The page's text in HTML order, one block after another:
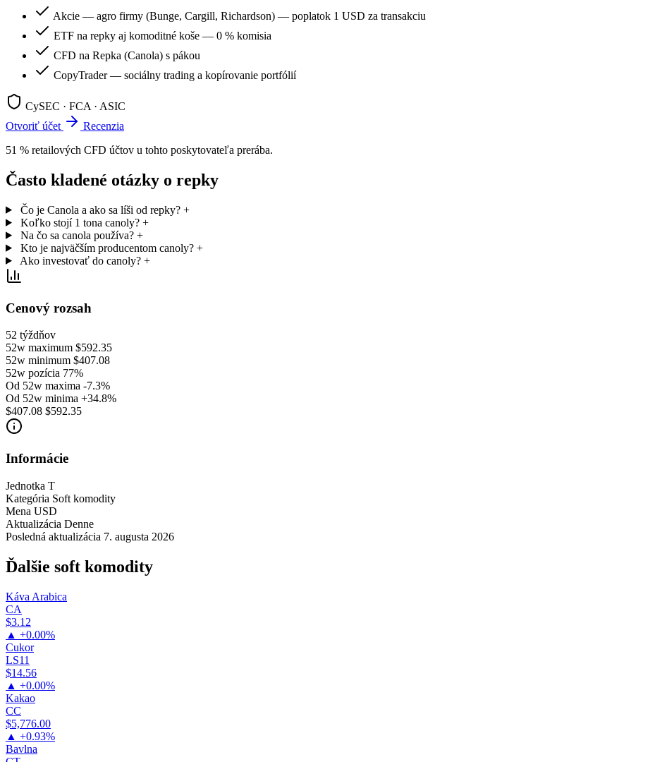
Akcie — agro firmy (Bunge, Cargill, Richardson) — poplatok 1 USD za transakciu
ETF na repky aj komoditné koše — 0 % komisia
CFD na Repka (Canola) s pákou
CopyTrader — sociálny trading a kopírovanie portfólií
CySEC · FCA · ASIC
Otvoriť účet
Recenzia
51 % retailových CFD účtov u tohto poskytovateľa prerába.
Často kladené otázky o repky
Čo je Canola a ako sa líši od repky? +
Koľko stojí 1 tona canoly? +
Na čo sa canola používa? +
Kto je najväčším producentom canoly? +
Ako investovať do canoly? +
Cenový rozsah
52 týždňov
52w maximum $592.35
52w minimum $407.08
52w pozícia 77%
Od 52w maxima -7.3%
Od 52w minima +34.8%
$407.08 $592.35
Informácie
Jednotka T
Kategória Soft komodity
Mena USD
Aktualizácia Denne
Posledná aktualizácia 7. augusta 2026
Ďalšie soft komodity
Káva Arabica
CA
$3.12
▲ +0.00%
Cukor
LS11
$14.56
▲ +0.00%
Kakao
CC
$5,776.00
▲ +0.93%
Bavlna